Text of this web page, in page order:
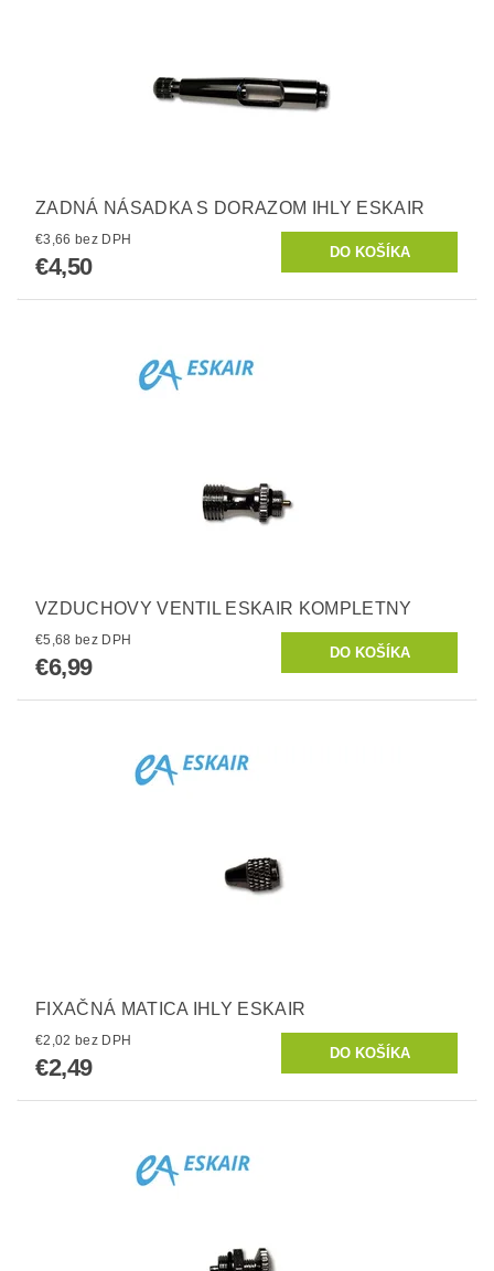
ZADNÁ NÁSADKA S DORAZOM IHLY ESKAIR
€3,66 bez DPH
€4,50
VZDUCHOVY VENTIL ESKAIR KOMPLETNY
€5,68 bez DPH
€6,99
FIXAČNÁ MATICA IHLY ESKAIR
€2,02 bez DPH
€2,49